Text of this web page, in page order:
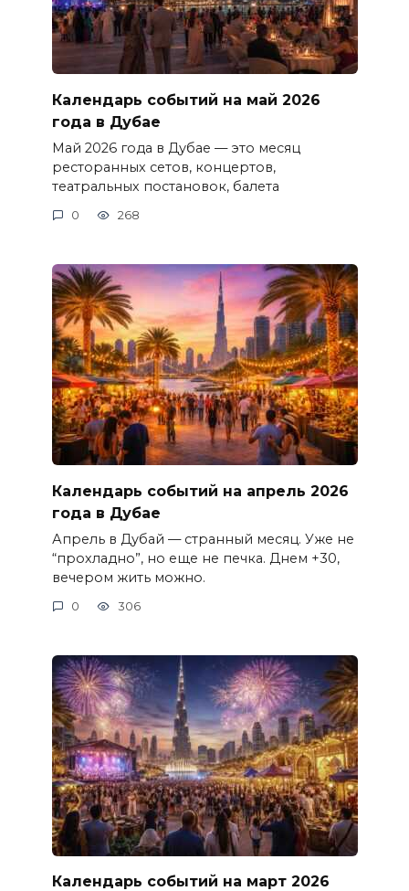
Календарь событий на май 2026
года в Дубае
Май 2026 года в Дубае — это месяц
ресторанных сетов, концертов,
театральных постановок, балета
0 268
Календарь событий на апрель 2026
года в Дубае
Апрель в Дубай — странный месяц. Уже не
“прохладно”, но еще не печка. Днем +30,
вечером жить можно.
0 306
Календарь событий на март 2026